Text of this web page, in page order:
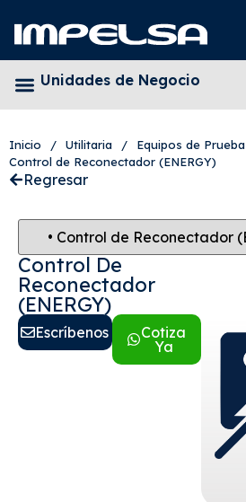
Unidades de Negocio
Inicio / Utilitaria / Equipos de
Control de Reconectador (ENERGY)
Regresar
Control De
Reconectador
(ENERGY)
Escríbenos
Cotiza
Ya